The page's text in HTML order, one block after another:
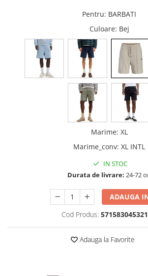
Pentru: BARBATI
Culoare: Bej
Marime: XL
Marime_conv: XL INTL
IN STOC
Durata de livrare: 24-72
ADAUGA
Cod Produs:
Adauga la Favorite